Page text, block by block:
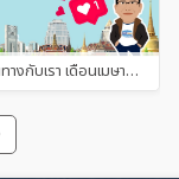
ลูกค้าที่เดินทางกับเรา เดือนเมษายน 2567